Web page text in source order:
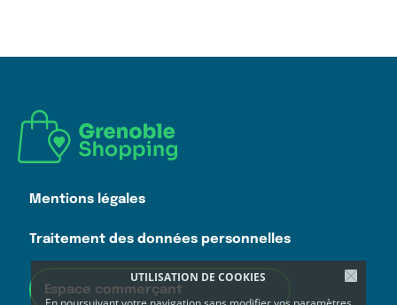
UTILISATION DE COOKIES
Mentions légales
Traitement des données personnelles
Espace commerçant